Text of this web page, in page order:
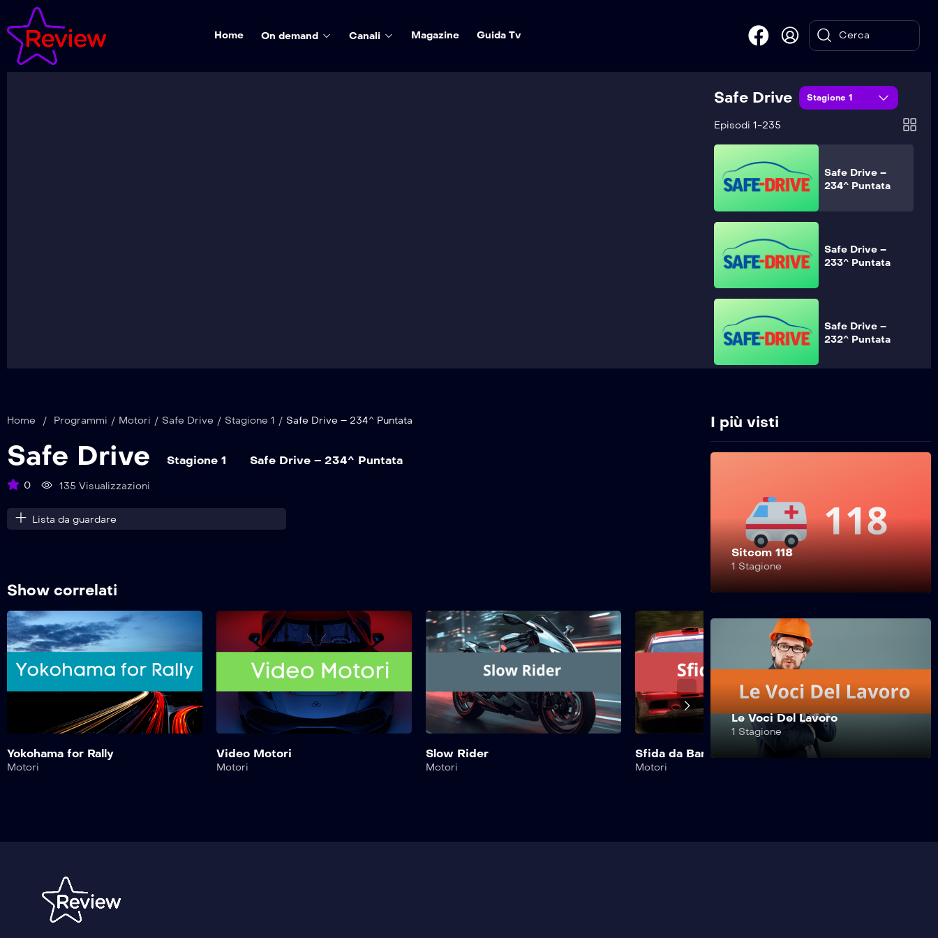
Home On demand Canali Magazine Guida Tv
Safe Drive Stagione 1
Episodi 1-235
Safe Drive –
236^ Puntata
Safe Drive –
235^ Puntata
Safe Drive –
234^ Puntata
Safe Drive –
233^ Puntata
Safe Drive –
232^ Puntata
Safe Drive –
227^ Puntata
Home / Programmi / Motori / Safe Drive / Stagione 1 / Safe Drive – 234^ Puntata
Safe Drive Stagione 1 Safe Drive – 234^ Puntata
0 135 Visualizzazioni
Lista da guardare
Show correlati
Yokohama for Rally
Motori
Video Motori
Motori
Slow Rider
Motori
Sfida da Bar
Motori
Safe Drive
I più visti
Sitcom 118
1 Stagione
Le Voci Del Lavoro
1 Stagione